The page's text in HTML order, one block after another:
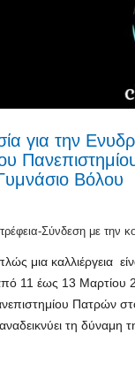
για την
Βόλου
Σύνδεση με την
μια καλλιέργεια
11 έως 13 Μαρτίου
Πατρών
τη δύναμη